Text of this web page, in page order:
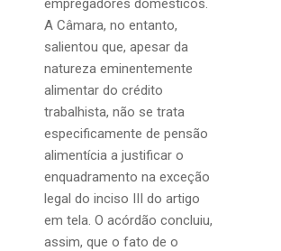
empregadores domésticos.
A Câmara, no entanto,
salientou que, apesar da
natureza eminentemente
alimentar do crédito
trabalhista, não se trata
especificamente de pensão
alimentícia a justificar o
enquadramento na exceção
legal do inciso III do artigo
em tela. O acórdão concluiu,
assim, que o fato de o